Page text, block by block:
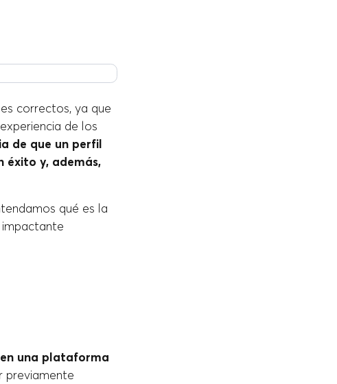
correctos, ya que
de los
de que un perfil
éxito y, además,
qué es la
una plataforma
previamente